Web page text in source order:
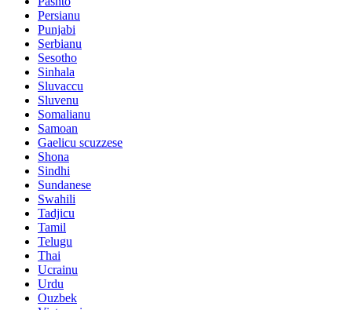
Persianu
Punjabi
Serbianu
Sesotho
Sinhala
Sluvaccu
Sluvenu
Somalianu
Samoan
Gaelicu scuzzese
Shona
Sindhi
Sundanese
Swahili
Tadjicu
Tamil
Telugu
Thai
Ucrainu
Urdu
Ouzbek